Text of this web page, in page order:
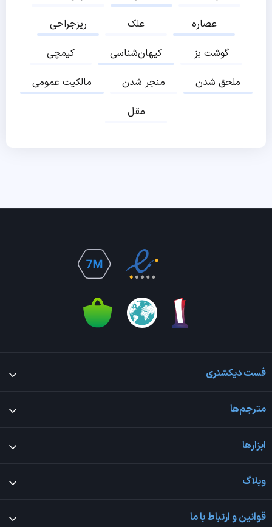
ریزجراحی
علک
عصاره
کیمچی
کیهان‌شناسی
گوشت بز
مالکیت عمومی
منجر شدن
ملحق شدن
مقل
فست دیکشنری
مترجم‌ها
ابزارها
وبلاگ
قوانین و ارتباط با ما